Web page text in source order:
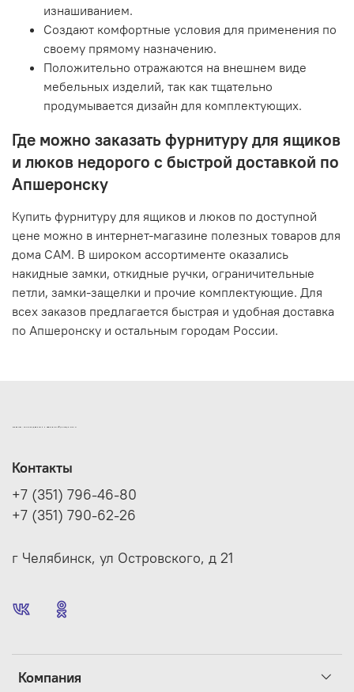
изнашиванием.
Создают комфортные условия для применения по
своему прямому назначению.
Положительно отражаются на внешнем виде
мебельных изделий, так как тщательно
продумывается дизайн для комплектующих.
Где можно заказать фурнитуру для ящиков
и люков недорого с быстрой доставкой по
Апшеронску
Купить фурнитуру для ящиков и люков по доступной
цене можно в интернет-магазине полезных товаров для
дома САМ. В широком ассортименте оказались
накидные замки, откидные ручки, ограничительные
петли, замки-защелки и прочие комплектующие. Для
всех заказов предлагается быстрая и удобная доставка
по Апшеронску и остальным городам России.
Компания
Контакты
+7 (351) 796-46-80
+7 (351) 790-62-26
г Челябинск, ул Островского, д 21